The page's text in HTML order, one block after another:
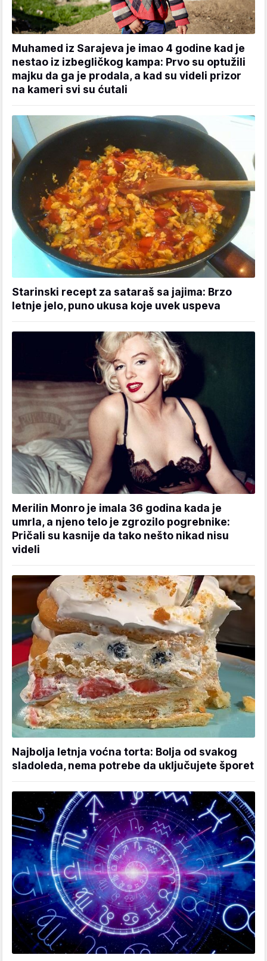
Muhamed iz Sarajeva je imao 4 godine kad je
nestao iz izbegličkog kampa: Prvo su optužili
majku da ga je prodala, a kad su videli prizor
na kameri svi su ćutali
Starinski recept za sataraš sa jajima: Brzo
letnje jelo, puno ukusa koje uvek uspeva
Merilin Monro je imala 36 godina kada je
umrla, a njeno telo je zgrozilo pogrebnike:
Pričali su kasnije da tako nešto nikad nisu
videli
Najbolja letnja voćna torta: Bolja od svakog
sladoleda, nema potrebe da uključujete šporet